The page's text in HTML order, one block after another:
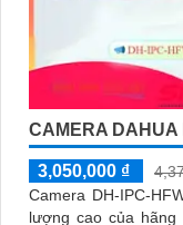
CAMERA DAHUA
3,050,000 ₫
Camera DH-IPC-
lượng cao của hãng Dahua